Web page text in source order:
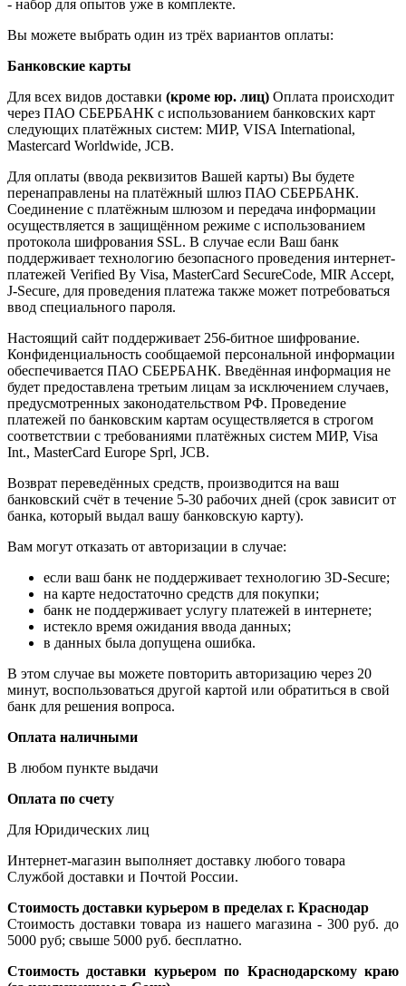
- набор для опытов уже в комплекте.
Вы можете выбрать один из трёх вариантов оплаты:
Банковские карты
Для всех видов доставки (кроме юр. лиц) Оплата происходит
через ПАО СБЕРБАНК с использованием банковских карт
следующих платёжных систем: МИР, VISA International,
Mastercard Worldwide, JCB.
Для оплаты (ввода реквизитов Вашей карты) Вы будете
перенаправлены на платёжный шлюз ПАО СБЕРБАНК.
Соединение с платёжным шлюзом и передача информации
осуществляется в защищённом режиме с использованием
протокола шифрования SSL. В случае если Ваш банк
поддерживает технологию безопасного проведения интернет-
платежей Verified By Visa, MasterCard SecureCode, MIR Accept,
J-Secure, для проведения платежа также может потребоваться
ввод специального пароля.
Настоящий сайт поддерживает 256-битное шифрование.
Конфиденциальность сообщаемой персональной информации
обеспечивается ПАО СБЕРБАНК. Введённая информация не
будет предоставлена третьим лицам за исключением случаев,
предусмотренных законодательством РФ. Проведение
платежей по банковским картам осуществляется в строгом
соответствии с требованиями платёжных систем МИР, Visa
Int., MasterCard Europe Sprl, JCB.
Возврат переведённых средств, производится на ваш
банковский счёт в течение 5-30 рабочих дней (срок зависит от
банка, который выдал вашу банковскую карту).
Вам могут отказать от авторизации в случае:
если ваш банк не поддерживает технологию 3D-Secure;
на карте недостаточно средств для покупки;
банк не поддерживает услугу платежей в интернете;
истекло время ожидания ввода данных;
в данных была допущена ошибка.
В этом случае вы можете повторить авторизацию через 20
минут, воспользоваться другой картой или обратиться в свой
банк для решения вопроса.
Оплата наличными
В любом пункте выдачи
Оплата по счету
Для Юридических лиц
Интернет-магазин выполняет доставку любого товара
Службой доставки и Почтой России.
Стоимость доставки курьером в пределах г. Краснодар
Стоимость доставки товара из нашего магазина - 300 руб. до
5000 руб; свыше 5000 руб. бесплатно.
Стоимость доставки курьером по Краснодарскому краю